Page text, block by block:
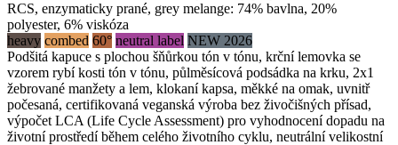
RCS, enzymaticky prané, grey melange: 74% bavlna, 20%
polyester, 6% viskóza
heavy combed 60° neutral label NEW 2026
Podšitá kapuce s plochou šňůrkou tón v tónu, krční lemovka se
vzorem rybí kosti tón v tónu, půlměsícová podsádka na krku, 2x1
žebrované manžety a lem, klokaní kapsa, měkké na omak, uvnitř
počesaná, certifikovaná veganská výroba bez živočišných přísad,
výpočet LCA (Life Cycle Assessment) pro vyhodnocení dopadu na
životní prostředí během celého životního cyklu, neutrální velikostní